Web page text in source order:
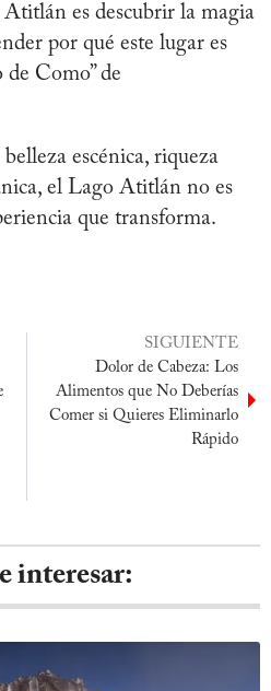
es descubrir la magia
por qué este lugar es
Como” de
escénica, riqueza
el Lago Atitlán no es
que transforma.
SIGUIENTE
Dolor de Cabeza: Los
Alimentos que No Deberías
Comer si Quieres Eliminarlo
Rápido
interesar: